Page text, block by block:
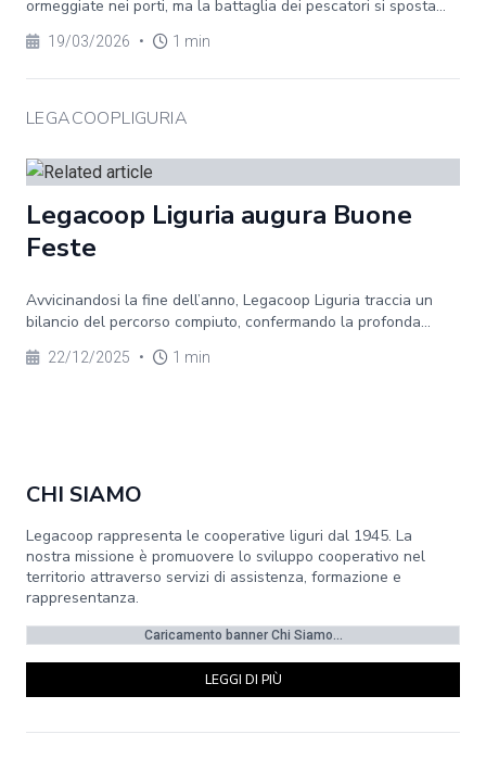
ormeggiate nei porti, ma la battaglia dei pescatori si sposta...
19/03/2026 • 1 min
LEGACOOPLIGURIA
Legacoop Liguria augura Buone
Feste
Avvicinandosi la fine dell’anno, Legacoop Liguria traccia un
bilancio del percorso compiuto, confermando la profonda...
22/12/2025 • 1 min
CHI SIAMO
Legacoop rappresenta le cooperative liguri dal 1945. La
nostra missione è promuovere lo sviluppo cooperativo nel
territorio attraverso servizi di assistenza, formazione e
rappresentanza.
Caricamento banner Chi Siamo...
LEGGI DI PIÙ